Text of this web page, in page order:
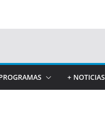
+ NOTICIAS